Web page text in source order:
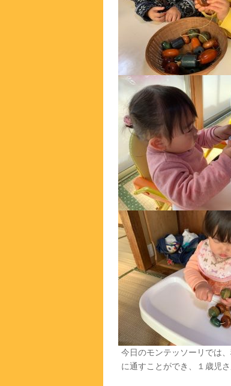
今日のモンテッソーリでは
に通すことができ、１歳児